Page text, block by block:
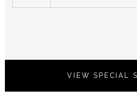
VIEW SPECIAL